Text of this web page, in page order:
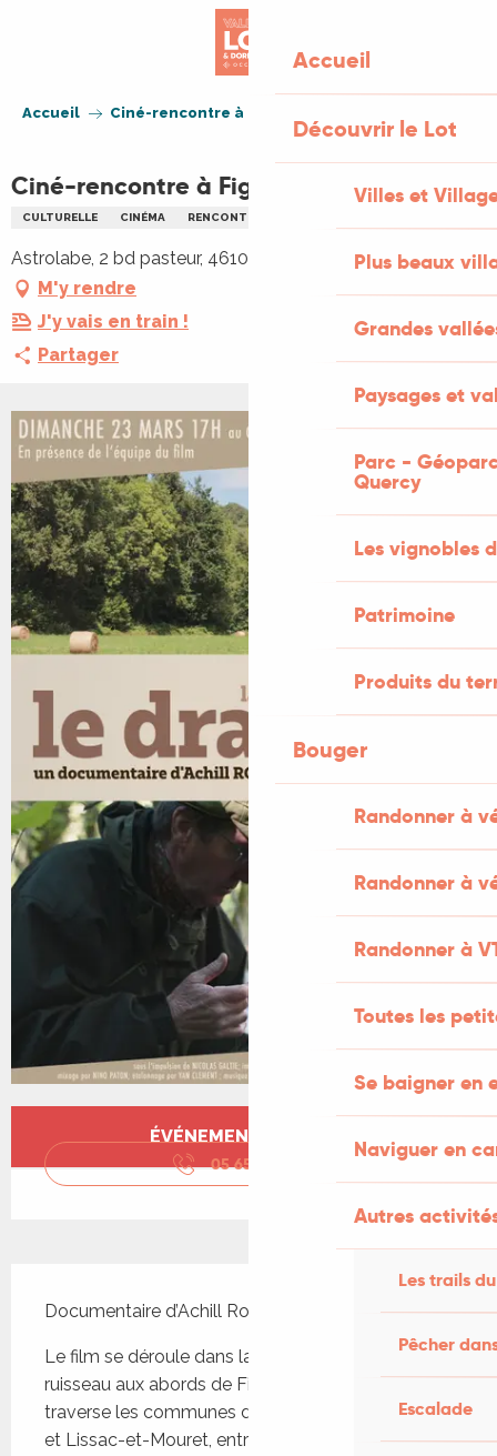
Accueil
Découvrir le Lot
Villes et
Plus beaux
Grandes
Paysages et
Parc -
Quercy
Les vignobles
Patrimoine
Produits du
Bouger
Randonner à
Randonner à
Randonner à
Toutes les
Se baigner en
Naviguer en
Autres
Les trails
Pêcher
Escalade
Accueil Ciné-rencontre à Figeac : Le Drauzou
Ciné-rencontre à Figeac : Le Drauzou
CULTURELLE CINÉMA RENCONTRES
Astrolabe, 2 bd pasteur, 46100 Figeac
M'y rendre
J'y vais en train !
Partager
Ouverture et coordonnées
ÉVÉNEMENT TERMINÉ
05 65 34 24
Documentaire d’Achill Robert (1h)
Le film se déroule dans la vallée du Drauzou, un
ruisseau aux abords de Figeac dans le Lot, qui
traverse les communes de Cardaillac, Camburat
et Lissac-et-Mouret, entre autres. Ce ruisseau,